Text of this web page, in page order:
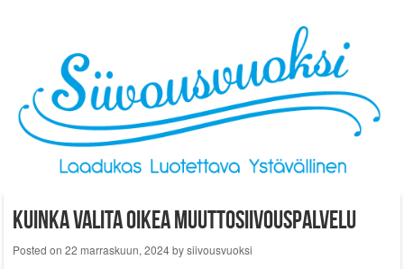
Kuinka valita oikea muuttosiivouspalvelu
Posted on 22 marraskuun, 2024bysiivousvuoksi